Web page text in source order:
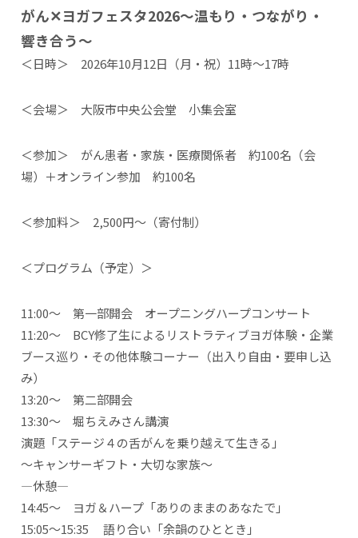
がん✕ヨガフェスタ2026～温もり・つながり・
響き合う～
＜日時＞ 2026年10月12日（月・祝）11時～17時
＜会場＞ 大阪市中央公会堂 小集会室
＜参加＞ がん患者・家族・医療関係者 約100名（会
場）＋オンライン参加 約100名
＜参加料＞ 2,500円～（寄付制）
＜プログラム（予定）＞
11:00～ 第一部開会 オープニングハープコンサート
11:20～ BCY修了生によるリストラティブヨガ体験・企業
ブース巡り・その他体験コーナー（出入り自由・要申し込
み）
13:20～ 第二部開会
13:30～ 堀ちえみさん講演
演題「ステージ４の舌がんを乗り越えて生きる」
～キャンサーギフト・大切な家族～
―休憩―
14:45～ ヨガ＆ハープ「ありのままのあなたで」
15:05～15:35 語り合い「余韻のひととき」